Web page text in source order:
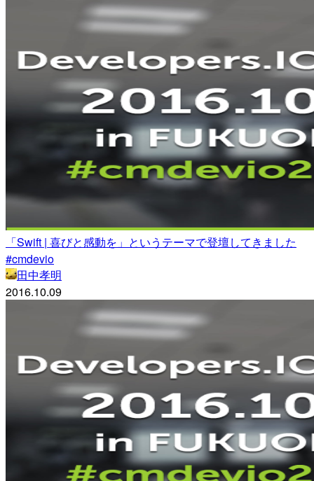
「Swift | 喜びと感動を」というテーマで登壇してきました
#cmdevio
田中孝明
2016.10.09